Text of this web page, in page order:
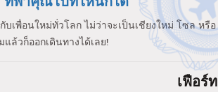
บเพื่อนใหม่ทั่วโลก ไม่ว่าจะเป็นเชียงใหม่ โซล หรือ
ล้วก็ออกเดินทางได้เลย!
เฟือร์ท